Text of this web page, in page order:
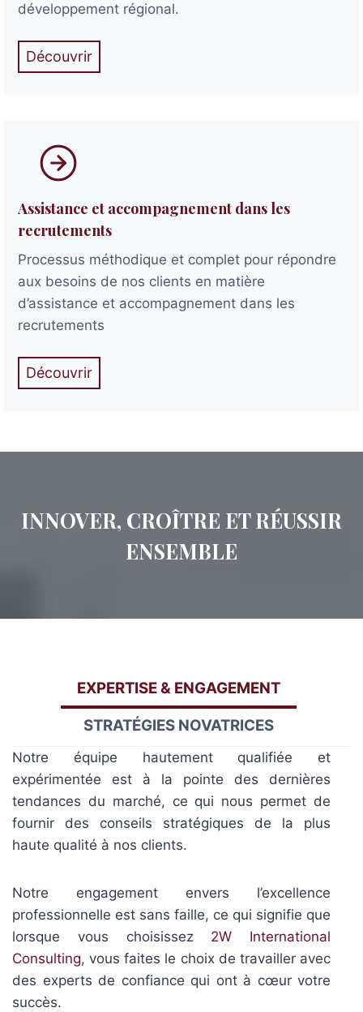
développement régional.
Découvrir
Assistance et accompagnement dans les
recrutements
Processus méthodique et complet pour répondre
aux besoins de nos clients en matière
d’assistance et accompagnement dans les
recrutements
Découvrir
INNOVER, CROÎTRE ET RÉUSSIR
ENSEMBLE
EXPERTISE & ENGAGEMENT
STRATÉGIES NOVATRICES
Notre équipe hautement qualifiée et
expérimentée est à la pointe des dernières
tendances du marché, ce qui nous permet de
fournir des conseils stratégiques de la plus
haute qualité à nos clients.
Notre engagement envers l’excellence
professionnelle est sans faille, ce qui signifie que
lorsque vous choisissez 2W International
Consulting, vous faites le choix de travailler avec
des experts de confiance qui ont à cœur votre
succès.